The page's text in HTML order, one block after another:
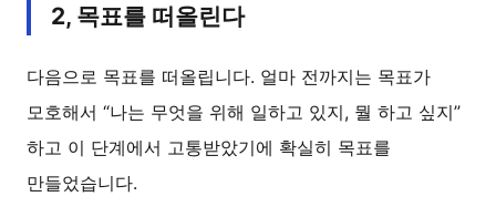
2, 목표를 떠올린다
다음으로 목표를 떠올립니다. 얼마 전까지는 목표가
모호해서 “나는 무엇을 위해 일하고 있지, 뭘 하고 싶지”
하고 이 단계에서 고통받았기에 확실히 목표를
만들었습니다.